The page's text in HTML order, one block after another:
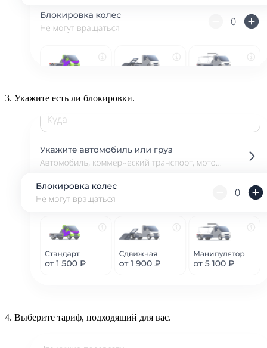
3. Укажите есть ли блокировки.
4. Выберите тариф, подходящий для вас.